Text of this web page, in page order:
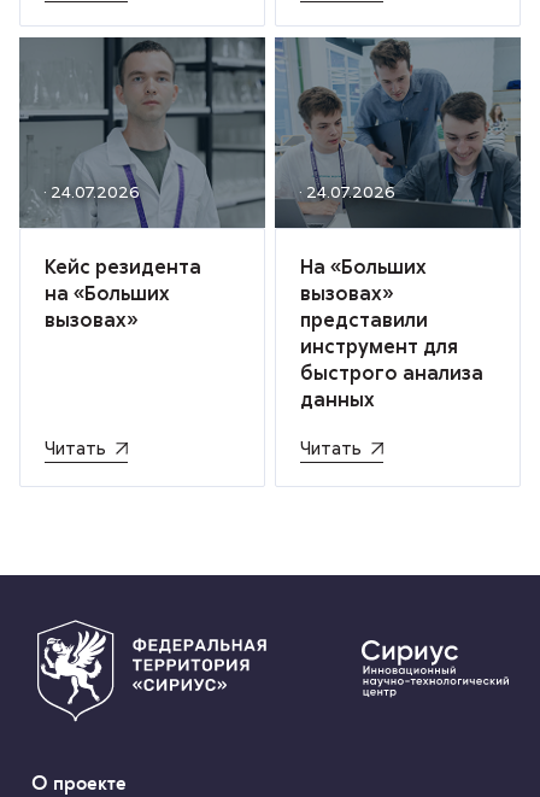
· 24.07.2026
Кейс резидента
на «Больших
вызовах»
Читать
· 24.07.2026
На «Больших
вызовах»
представили
инструмент для
быстрого анализа
данных
Читать
О проекте